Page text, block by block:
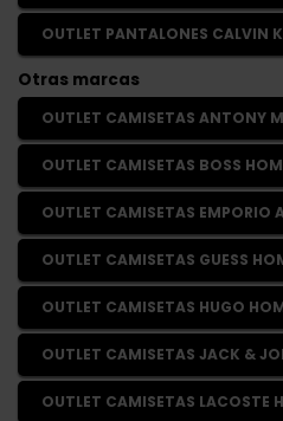
OUTLET PANTALONES CALVIN
Otras marcas
OUTLET CAMISETAS ANTONY
OUTLET CAMISETAS BOSS
OUTLET CAMISETAS EMPORIO
OUTLET CAMISETAS GUESS
OUTLET CAMISETAS HUGO
OUTLET CAMISETAS JACK &
OUTLET CAMISETAS LACOSTE